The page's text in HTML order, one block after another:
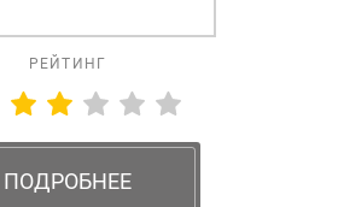
РЕЙТИНГ
ПОДРОБНЕЕ